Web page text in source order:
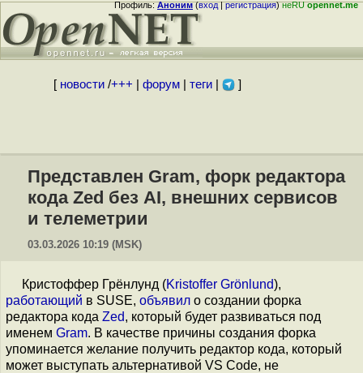
Профиль:Аноним(вход|регистрация)неRUopennet.me
[ новости/+++ форум| теги| ]
Представлен Gram, форк редактора
кода Zed без AI, внешних сервисов
и телеметрии
03.03.2026 10:19 (MSK)
Кристоффер Грёнлунд (Kristoffer Grönlund),
работающий в SUSE, объявил о создании форка
редактора кода Zed, который будет развиваться под
именем Gram. В качестве причины создания форка
упоминается желание получить редактор кода, который
может выступать альтернативой VS Code, не